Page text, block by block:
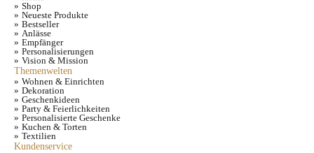
Shop
Neueste Produkte
Bestseller
Anlässe
Empfänger
Personalisierungen
Vision & Mission
Themenwelten
Wohnen & Einrichten
Dekoration
Geschenkideen
Party & Feierlichkeiten
Personalisierte Geschenke
Kuchen & Torten
Textilien
Kundenservice